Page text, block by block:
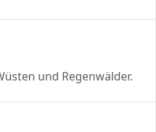
und Regenwälder.